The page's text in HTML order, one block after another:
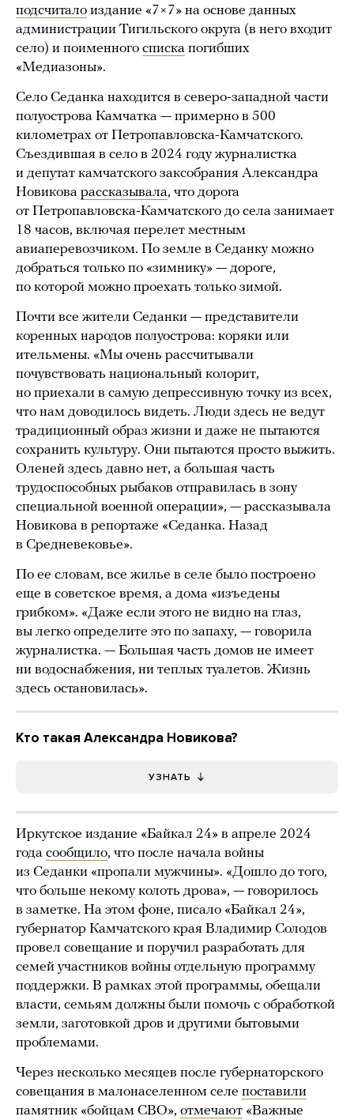
подсчитало издание «7×7» на основе данных
администрации Тигильского округа (в него входит
село) и поименного списка погибших
«Медиазоны».
Село Седанка находится в северо-западной части
полуострова Камчатка — примерно в 500
километрах от Петропавловска-Камчатского.
Съездившая в село в 2024 году журналистка
и депутат камчатского заксобрания Александра
Новикова рассказывала, что дорога
от Петропавловска-Камчатского до села занимает
18 часов, включая перелет местным
авиаперевозчиком. По земле в Седанку можно
добраться только по «зимнику» — дороге,
по которой можно проехать только зимой.
Почти все жители Седанки — представители
коренных народов полуострова: коряки или
ительмены. «Мы очень рассчитывали
почувствовать национальный колорит,
но приехали в самую депрессивную точку из всех,
что нам доводилось видеть. Люди здесь не ведут
традиционный образ жизни и даже не пытаются
сохранить культуру. Они пытаются просто выжить.
Оленей здесь давно нет, а большая часть
трудоспособных рыбаков отправилась в зону
специальной военной операции», — рассказывала
Новикова в репортаже «Седанка. Назад
в Средневековье».
По ее словам, все жилье в селе было построено
еще в советское время, а дома «изъедены
грибком». «Даже если этого не видно на глаз,
вы легко определите это по запаху, — говорила
журналистка. — Большая часть домов не имеет
ни водоснабжения, ни теплых туалетов. Жизнь
здесь остановилась».
Кто такая Александра Новикова?
УЗНАТЬ
Иркутское издание «Байкал 24» в апреле 2024
года сообщило, что после начала войны
из Седанки «пропали мужчины». «Дошло до того,
что больше некому колоть дрова», — говорилось
в заметке. На этом фоне, писало «Байкал 24»,
губернатор Камчатского края Владимир Солодов
провел совещание и поручил разработать для
семей участников войны отдельную программу
поддержки. В рамках этой программы, обещали
власти, семьям должны были помочь с обработкой
земли, заготовкой дров и другими бытовыми
проблемами.
Через несколько месяцев после губернаторского
совещания в малонаселенном селе поставили
памятник «бойцам СВО», отмечают «Важные